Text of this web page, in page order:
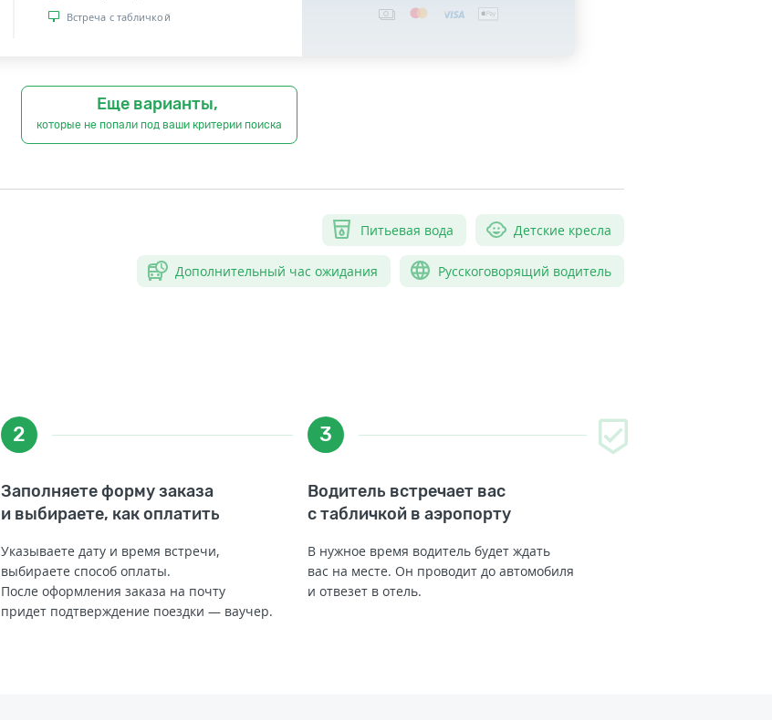
Встреча с табличкой
Еще варианты,
которые не попали под ваши критерии поиска
Питьевая вода Детские кресла
Дополнительный час ожидания Русскоговорящий водитель
2
Заполняете форму заказа
и выбираете, как оплатить
Указываете дату и время встречи,
выбираете способ оплаты.
После оформления заказа на почту
придет подтверждение поездки — ваучер.
3
Водитель встречает вас
с табличкой в аэропорту
В нужное время водитель будет ждать
вас на месте. Он проводит до автомобиля
и отвезет в отель.